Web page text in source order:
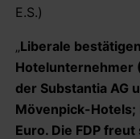
E.S.)
„Liberale
Hotelunternehmer
der Substantia AG
Mövenpick-Hotels;
Euro. Die FDP